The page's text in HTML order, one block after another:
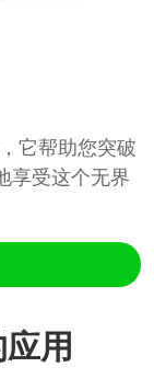
它帮助您突破
享受这个无界
用